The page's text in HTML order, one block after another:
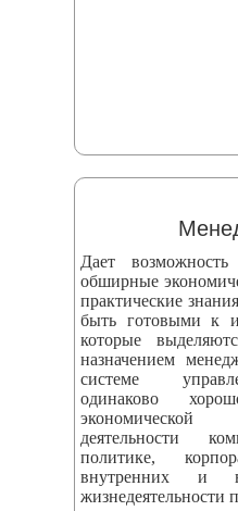
Дает
обширные
практические
быть готовыми к
которые
назначением
системе
одинаково
деятельности
политике,
внутренних и
жизнедеятельности